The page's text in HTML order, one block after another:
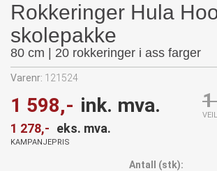
Rokkeringer Hula
skolepakke
80 cm | 20 rokkeringer i ass farger
Varenr: 121524
1 598,- ink. mva.
1 278,- eks. mva.
KAMPANJEPRIS
Antall (stk):